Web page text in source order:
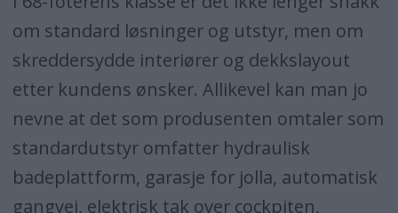
om standard løsninger og utstyr, men om
skreddersydde interiører og dekkslayout
etter kundens ønsker. Allikevel kan man jo
nevne at det som produsenten omtaler som
standardutstyr omfatter hydraulisk
badeplattform, garasje for jolla, automatisk
gangvei, elektrisk tak over cockpiten,